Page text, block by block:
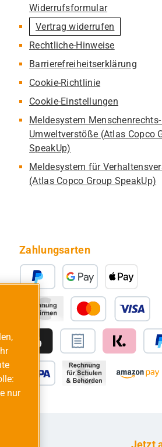
Widerrufsformular
Vertrag widerrufen
Rechtliche-Hinweise
Barrierefreiheitserklärung
Cookie-Richtlinie
Cookie-Einstellungen
Meldesystem
Umweltverstöße (Atlas Copco
SpeakUp)
Meldesystem für
(Atlas Copco Group SpeakUp)
Zahlungsarten
Jetzt
nur